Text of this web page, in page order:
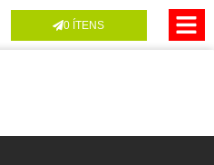
0 ÍTENS